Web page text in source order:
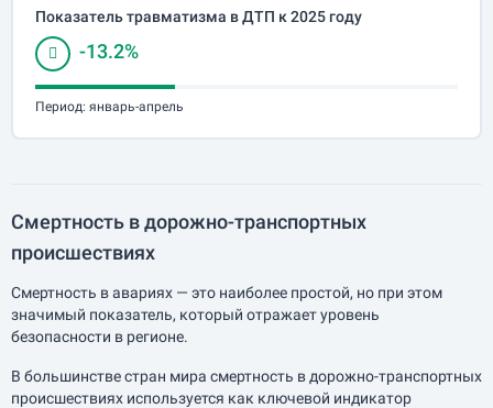
Показатель травматизма в ДТП к 2025 году
-13.2%
Период: январь-апрель
Смертность в дорожно-транспортных
происшествиях
Смертность в авариях — это наиболее простой, но при этом
значимый показатель, который отражает уровень
безопасности в регионе.
В большинстве стран мира смертность в дорожно-транспортных
происшествиях используется как ключевой индикатор